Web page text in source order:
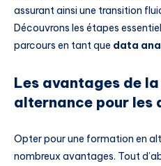
assurant ainsi une transition
Découvrons les étapes
parcours en tant que data
Les avantages de
alternance pour les
Opter pour une formation en
nombreux avantages. Tout